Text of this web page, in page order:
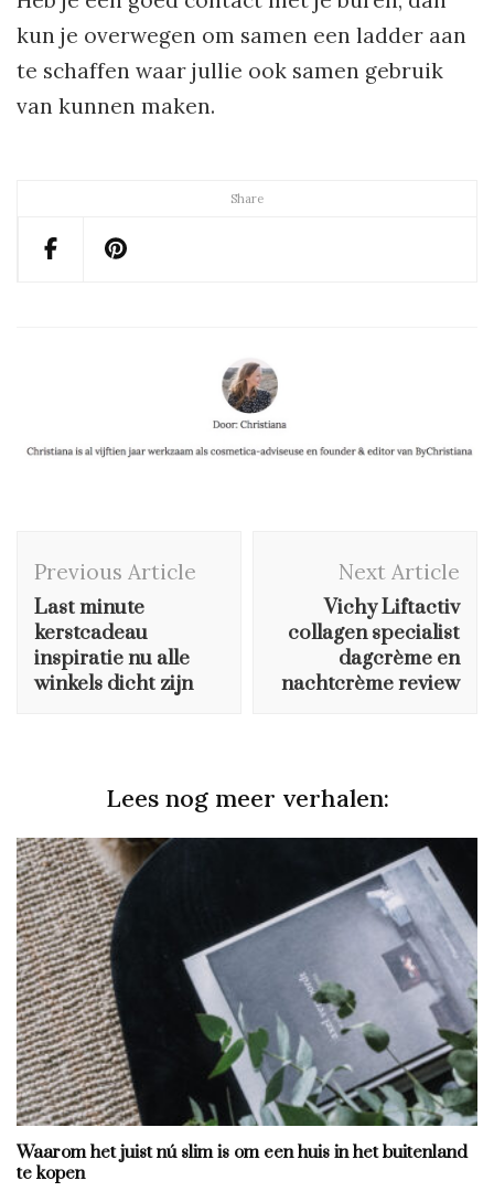
Share
kun je overwegen om samen een ladder aan
te schaffen waar jullie ook samen gebruik
van kunnen maken.
Navigation
Previous Article
Last minute
kerstcadeau
inspiratie nu alle
winkels dicht zijn
Next Article
Vichy Liftactiv
collagen specialist
dagcrème en
nachtcrème review
Lees nog meer verhalen:
Waarom het juist nú slim is om een huis in het buitenland
te kopen